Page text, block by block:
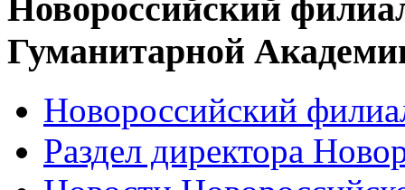
Новороссийский
Гуманитарной
Новороссийский
Раздел директора